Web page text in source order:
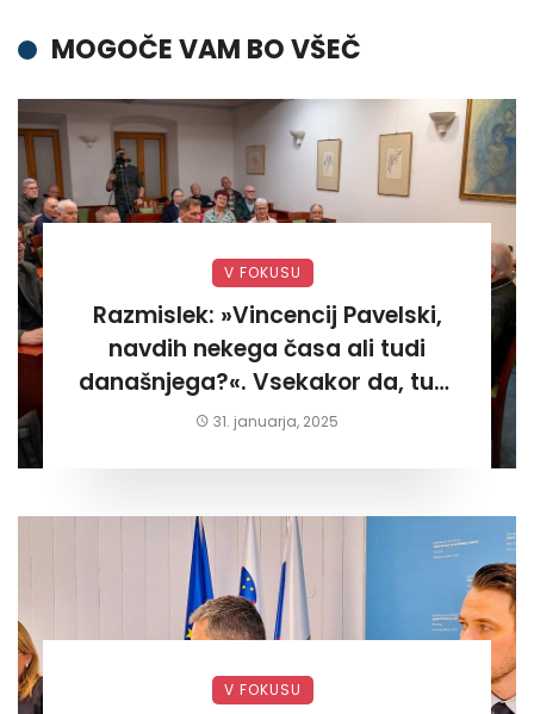
MOGOČE VAM BO VŠEČ
V FOKUSU
Razmislek: »Vincencij Pavelski,
navdih nekega časa ali tudi
današnjega?«. Vsekakor da, tudi
današnjega«
31. januarja, 2025
V FOKUSU